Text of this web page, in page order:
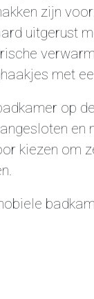
zijn
uitgerust
met
op
en
kiezen om